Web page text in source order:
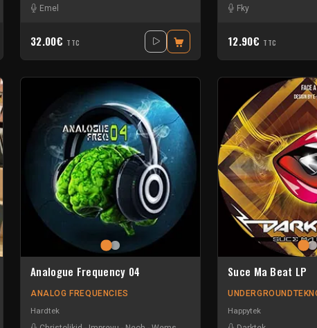
Emel
32.00€ TTC
Fky
12.90€ TTC
Analogue Frequency 04
ANALOG FREQUENCIES
Hardtek
Suce Ma Beat LP
Happytek